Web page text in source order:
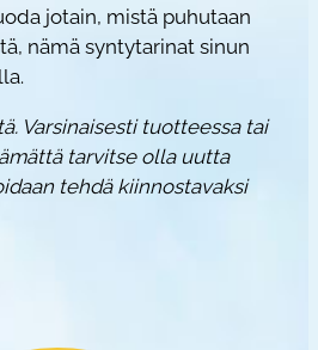
jotain, mistä puhutaan
nämä syntytarinat sinun
Varsinaisesti tuotteessa tai
tarvitse olla uutta
tehdä kiinnostavaksi